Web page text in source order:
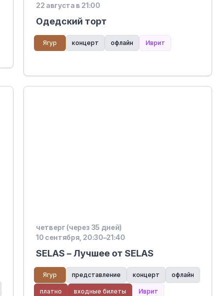
22 августа в 21:00
Одедский торт
Ягур концерт офлайн Иврит
четверг (через 35 дней)
10 сентября, 20:30–21:40
SELAS – Лучшее от SELAS
Ягур представление концерт офлайн
платно входные билеты Иврит